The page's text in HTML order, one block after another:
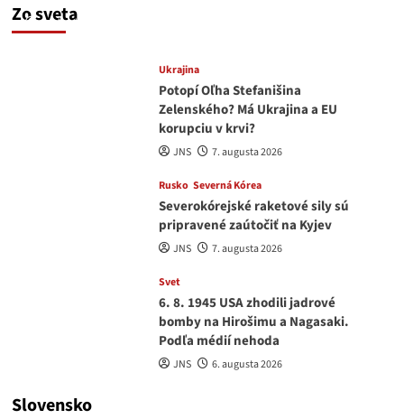
Zo sveta
medvedar
Ukrajina
Potopí Oľha Stefanišina
Zelenského? Má Ukrajina a EU
korupciu v krvi?
JNS 7. augusta 2026
Rusko Severná Kórea
Severokórejské raketové sily sú
pripravené zaútočiť na Kyjev
JNS 7. augusta 2026
Svet
6. 8. 1945 USA zhodili jadrové
bomby na Hirošimu a Nagasaki.
Podľa médií nehoda
JNS 6. augusta 2026
Slovensko